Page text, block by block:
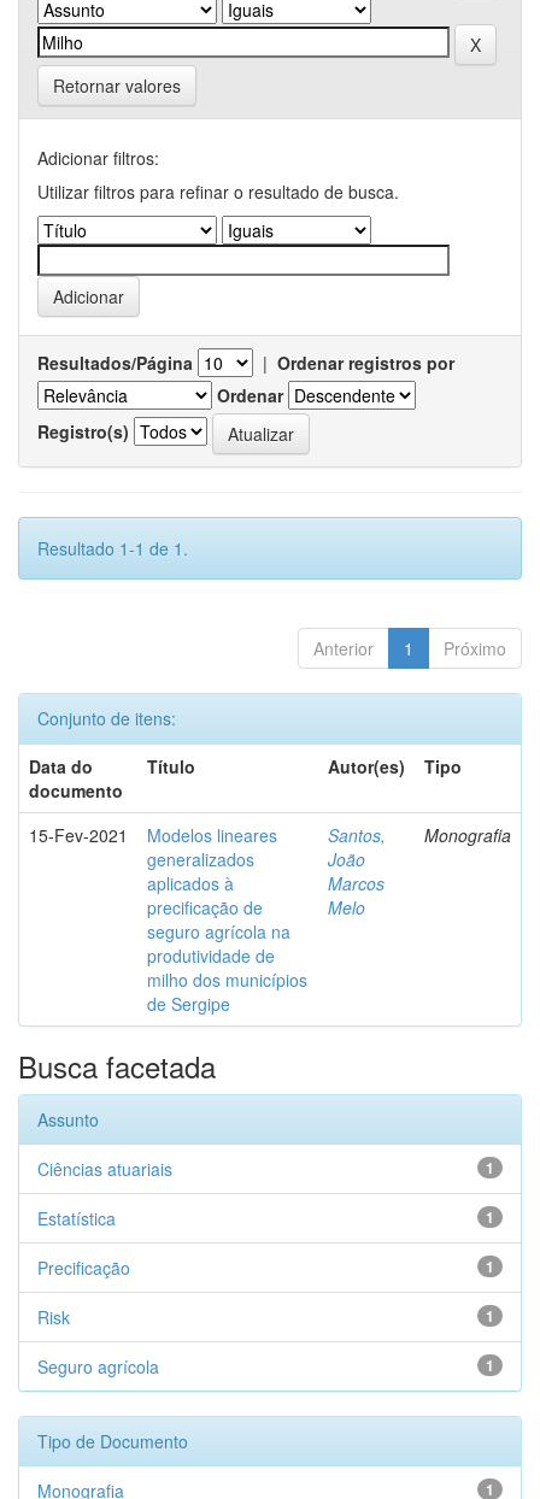
Retornar valores
Adicionar filtros:
Utilizar filtros para refinar o resultado de busca.
Resultados/Página | Ordenar registros por
Ordenar
Registro(s)
Resultado 1-1 de 1.
Anterior 1 Próximo
Conjunto de itens:
Data do
documento
Título Autor(es) Tipo
15-Fev-2021
Modelos lineares
generalizados
aplicados à
precificação de
seguro agrícola na
produtividade de
milho dos municípios
de Sergipe
Santos,
João
Marcos
Melo
Monografia
Busca facetada
Assunto
1
Ciências atuariais
1
Estatística
1
Precificação
1
Risk
1
Seguro agrícola
Tipo de Documento
1
Monografia